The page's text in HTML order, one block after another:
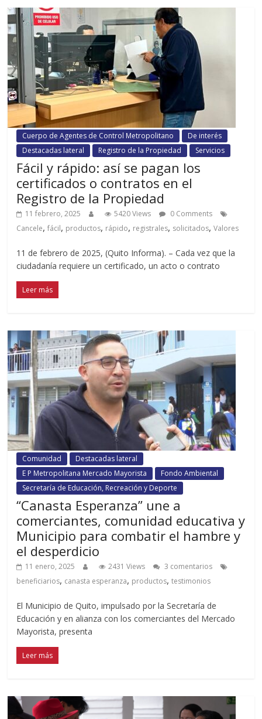
Cuerpo de Agentes de Control Metropolitano
De interés
Destacadas lateral
Registro de la Propiedad Servicios
Fácil y rápido: así se pagan los
certificados o contratos en el
Registro de la Propiedad
11 febrero, 2025 5420 Views
0 Comments
Cancele,fácil, productos, rápido, registrales, solicitados,Valores
11 de febrero de 2025, (Quito Informa). – Cada vez que la
ciudadanía requiere un certificado, un acto o contrato
Leer más
Comunidad
Destacadas lateral
E P Metropolitana Mercado Mayorista
Fondo Ambiental
Secretaría de Educación, Recreación y Deporte
“Canasta Esperanza” une a
comerciantes, comunidad educativa y
Municipio para combatir el hambre y
el desperdicio
11 enero, 2025 2431 Views
3 comentarios
beneficiarios, canasta esperanza, productos,testimonios
El Municipio de Quito, impulsado por la Secretaría de
Educación y en alianza con los comerciantes del Mercado
Mayorista, presenta
Leer más